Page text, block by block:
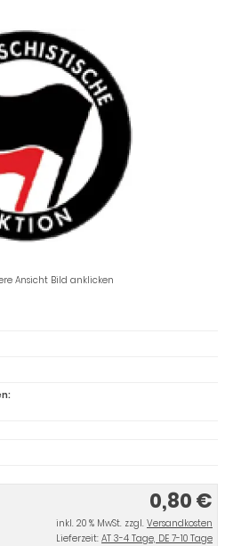
Ansicht Bild anklicken
0,80 €
inkl. 20 % MwSt. zzgl. Versandkosten
Lieferzeit: AT 3-4 Tage, DE 7-10 Tage